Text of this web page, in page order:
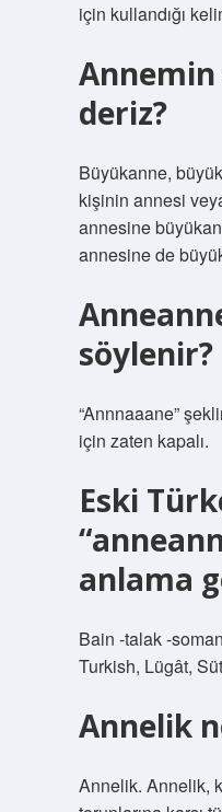
için kullandığı
deriz?
Büyükanne,
kişinin annesi
annesine
annesine de
söylenir?
“Annnaaane”
için zaten kapalı.
Eski
anlama
Bain -talak -
Turkish, Lügât,
Annelik
Annelik. Annelik,